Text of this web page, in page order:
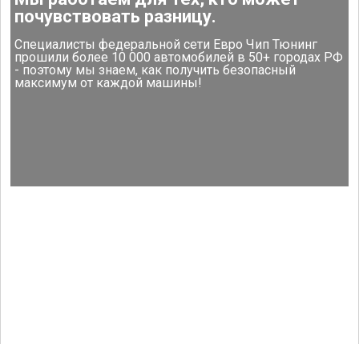
почувствовать разницу.
Специалисты федеральной сети Евро Чип Тюнинг
прошили более 10 000 автомобилей в 50+ городах РФ
- поэтому мы знаем, как получить безопасный
максимум от каждой машины!